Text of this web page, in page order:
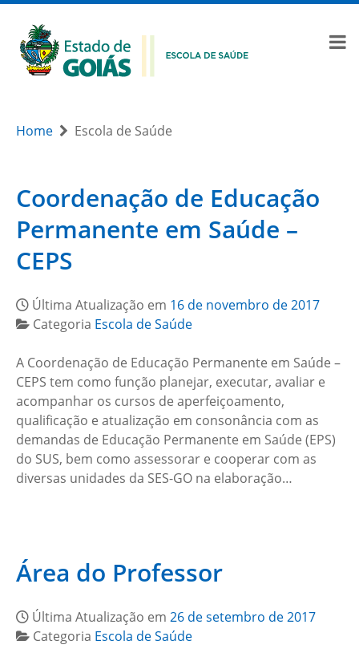
Home Escola de Saúde
Coordenação de Educação
Permanente em Saúde –
CEPS
Última Atualização em 16 de novembro de 2017
Categoria Escola de Saúde
A Coordenação de Educação Permanente em Saúde –
CEPS tem como função planejar, executar, avaliar e
acompanhar os cursos de aperfeiçoamento,
qualificação e atualização em consonância com as
demandas de Educação Permanente em Saúde (EPS)
do SUS, bem como assessorar e cooperar com as
diversas unidades da SES-GO na elaboração…
Área do Professor
Última Atualização em 26 de setembro de 2017
Categoria Escola de Saúde